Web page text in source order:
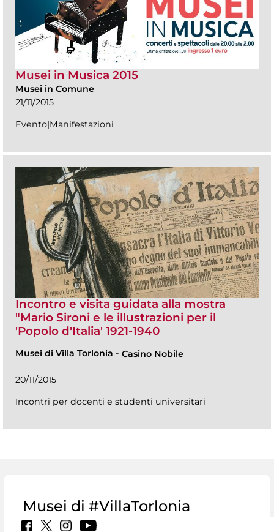
Musei in Musica 2015
Musei in Comune
21/11/2015
Evento|Manifestazioni
Incontro e visita guidata alla mostra
"Mario Sironi e le illustrazioni per il
'Popolo d'Italia' 1921-1940
Musei di Villa Torlonia - Casino Nobile
20/11/2015
Incontri per docenti e studenti universitari
Musei di #VillaTorlonia